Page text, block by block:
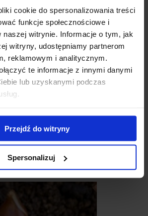
cookie do spersonalizowania treści
funkcje społecznościowe i
naszej witrynie. Informacje o tym, jak
witryny, udostępniamy partnerom
reklamowym i analitycznym.
te informacje z innymi danymi
lub uzyskanymi podczas
Przejdź do witryny
Spersonalizuj